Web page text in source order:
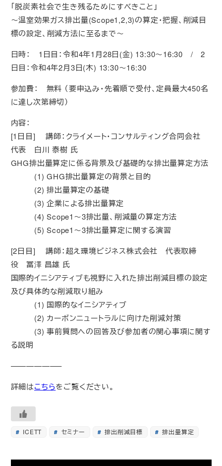
「脱炭素社会で生き残るためにすべきこと」
～温室効果ガス排出量(Scope1,2,3)の算定・把握、削減目
標の設定、削減方法に至るまで～
日時： 1日目：令和4年1月28日(金) 13:30～16:30 / 2
日目：令和4年2月3日(木) 13:30～16:30
参加費： 無料 （要申込み・先着順で受付、定員最大450名
に達し次第締切）
内容：
[1日目] 講師：クライメート・コンサルティング合同会社
代表 白川 泰樹 氏
GHG排出量算定に係る背景及び基礎的な排出量算定方法
(1) GHG排出量算定の背景と目的
(2) 排出量算定の基礎
(3) 企業による排出量算定
(4) Scope1～3排出量、削減量の算定方法
(5) Scope1～3排出量算定に関する演習
[2日目] 講師：超え環境ビジネス株式会社 代表取締
役 冨澤 昌雄 氏
国際的イニシアティブも視野に入れた排出削減目標の設定
及び具体的な削減取り組み
(1) 国際的なイニシアティブ
(2) カーボンニュートラルに向けた削減対策
(3) 事前質問への回答及び参加者の関心事項に関す
る説明
——————–
詳細はこちらをご覧ください。
ICETT セミナー 排出削減目標 排出量算定